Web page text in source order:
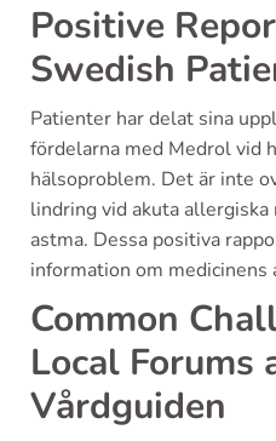
Positive
Swedish
Patienter har delat sina
fördelarna med Medrol vid
hälsoproblem. Det är inte
lindring vid akuta
astma. Dessa positiva
information om medicinens
Common
Local Forums
Vårdguiden